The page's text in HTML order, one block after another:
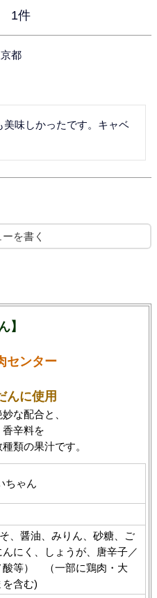
1
都
味しかったです。キャベ
を書く
】
センター
んに使用
な配合と、
辛料を
類の果汁です。
ちゃん
、醤油、みりん、砂糖、ご
んにく、しょうが、唐辛子／
酸等） （一部に鶏肉・大
を含む)